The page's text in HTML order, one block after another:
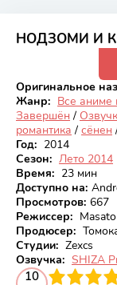
НОДЗОМИ И
Оригинальное
Жанр: Все аниме
Завершён /
романтика / сёнен
Год: 2014
Сезон: Лето 2014
Время: 23 мин
Доступно на:
Просмотров: 667
Режиссер:
Продюсер:
Студии: Zexcs
Озвучка: SHIZA
10
4 5 6 7 8